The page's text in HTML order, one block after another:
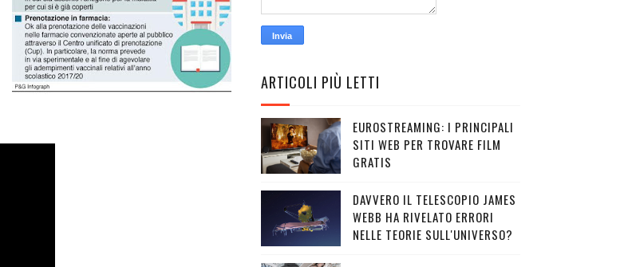
ARTICOLI PIÙ LETTI
EUROSTREAMING: I PRINCIPALI
SITI WEB PER TROVARE FILM
GRATIS
DAVVERO IL TELESCOPIO JAMES
WEBB HA RIVELATO ERRORI
NELLE TEORIE SULL'UNIVERSO?